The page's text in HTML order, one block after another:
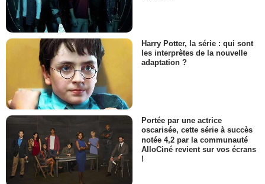
Harry Potter, la série : qui sont
les interprètes de la nouvelle
adaptation ?
Portée par une actrice
oscarisée, cette série à succès
notée 4,2 par la communauté
AlloCiné revient sur vos écrans
!